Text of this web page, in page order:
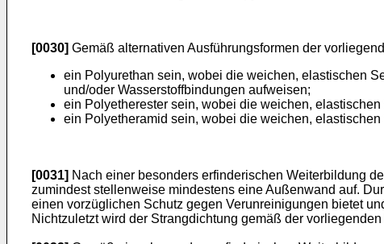
[0030] Gemäß alternativen Ausführungsformen der
ein Polyurethan sein, wobei die weichen, elastischen
und/oder Wasserstoffbindungen aufweisen;
ein Polyetherester sein, wobei die weichen,
ein Polyetheramid sein, wobei die weichen,
[0031] Nach einer besonders erfinderischen Weiterbildung
zumindest stellenweise mindestens eine Außenwand auf.
einen vorzüglichen Schutz gegen Verunreinigungen bietet
Nichtzuletzt wird der Strangdichtung gemäß der